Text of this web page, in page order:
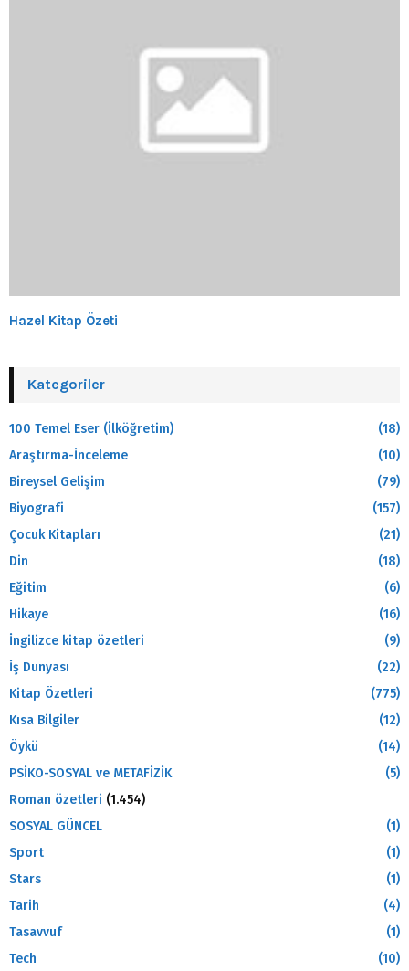
Hazel Kitap Özeti
Kategoriler
100 Temel Eser (İlköğretim)
(18)
Araştırma-İnceleme
(10)
Bireysel Gelişim
(79)
Biyografi
(157)
Çocuk Kitapları
(21)
Din
(18)
Eğitim
(6)
Hikaye
(16)
İngilizce kitap özetleri
(9)
İş Dunyası
(22)
Kitap Özetleri
(775)
Kısa Bilgiler
(12)
Öykü
(14)
PSİKO-SOSYAL ve METAFİZİK
(5)
Roman özetleri (1.454)
SOSYAL GÜNCEL
(1)
Sport
(1)
Stars
(1)
Tarih
(4)
Tasavvuf
(1)
Tech
(10)